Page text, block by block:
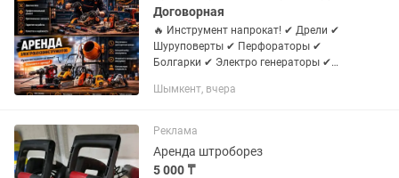
Договорная
🔥 Инструмент напрокат! ✔ Дрели ✔
Шуруповерты ✔ Перфораторы ✔
Болгарки ✔ Электро генераторы ✔
газонокосилка ✔ Трамбовка ✔
Асфальторез ✔...
Шымкент, вчера
Реклама
Аренда штроборез
5 000 ₸